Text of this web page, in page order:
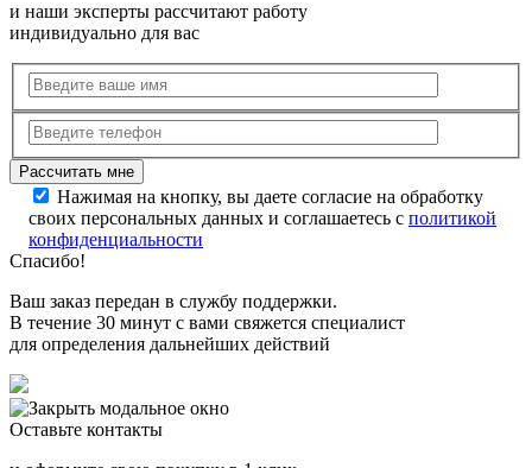
и наши эксперты рассчитают работу
индивидуально для вас
Нажимая на кнопку, вы даете согласие на обработку
своих персональных данных и соглашаетесь с политикой
конфиденциальности
Спасибо!
Ваш заказ передан в службу поддержки.
В течение 30 минут с вами свяжется специалист
для определения дальнейших действий
Оставьте контакты